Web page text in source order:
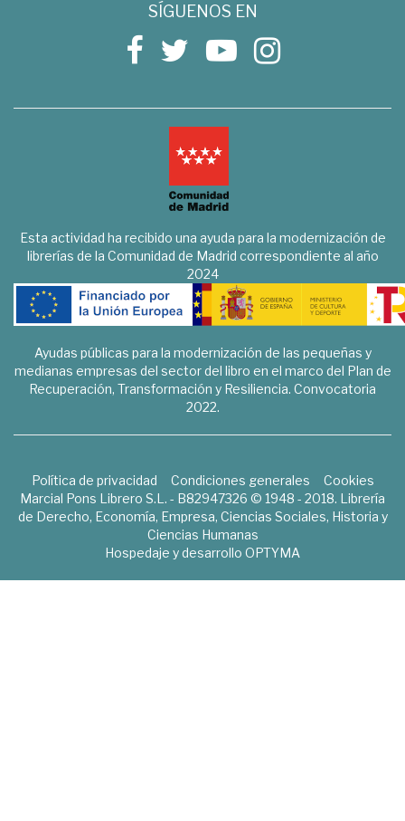
SÍGUENOS EN
Esta actividad ha recibido una ayuda para la modernización de
librerías de la Comunidad de Madrid correspondiente al año
2024
Ayudas públicas para la modernización de las pequeñas y
medianas empresas del sector del libro en el marco del Plan de
Recuperación, Transformación y Resiliencia. Convocatoria
2022.
Política de privacidad Condiciones generales
Cookies
Marcial Pons Librero S.L. - B82947326 © 1948 - 2018. Librería
de Derecho, Economía, Empresa, Ciencias Sociales, Historia y
Ciencias Humanas
Hospedaje y desarrollo OPTYMA